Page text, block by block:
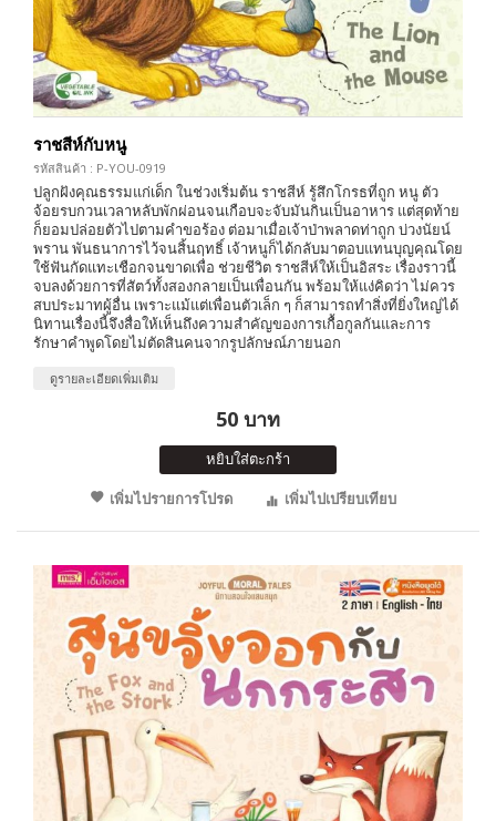
ราชสีห์กับหนู
รหัสสินค้า : P-YOU-0919
ปลูกฝังคุณธรรมแก่เด็ก ในช่วงเริ่มต้น ราชสีห์ รู้สึกโกรธที่ถูก หนู ตัว
จ้อยรบกวนเวลาหลับพักผ่อนจนเกือบจะจับมันกินเป็นอาหาร แต่สุดท้าย
ก็ยอมปล่อยตัวไปตามคำขอร้อง ต่อมาเมื่อเจ้าป่าพลาดท่าถูก บ่วงนัยน์
พราน พันธนาการไว้จนสิ้นฤทธิ์ เจ้าหนูก็ได้กลับมาตอบแทนบุญคุณโดย
ใช้ฟันกัดแทะเชือกจนขาดเพื่อ ช่วยชีวิต ราชสีห์ให้เป็นอิสระ เรื่องราวนี้
จบลงด้วยการที่สัตว์ทั้งสองกลายเป็นเพื่อนกัน พร้อมให้แง่คิดว่า ไม่ควร
สบประมาทผู้อื่น เพราะแม้แต่เพื่อนตัวเล็ก ๆ ก็สามารถทำสิ่งที่ยิ่งใหญ่ได้
นิทานเรื่องนี้จึงสื่อให้เห็นถึงความสำคัญของการเกื้อกูลกันและการ
รักษาคำพูดโดยไม่ตัดสินคนจากรูปลักษณ์ภายนอก
ดูรายละเอียดเพิ่มเติม
50 บาท
หยิบใส่ตะกร้า
เพิ่มไปรายการโปรด
เพิ่มไปเปรียบเทียบ